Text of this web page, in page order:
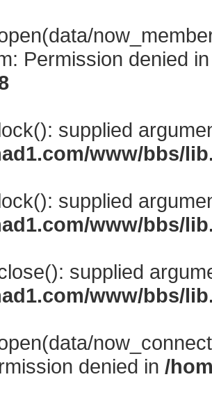
Permission denied
supplied
www/bbs/
supplied
www/bbs/
supplied
www/bbs/
denied in /